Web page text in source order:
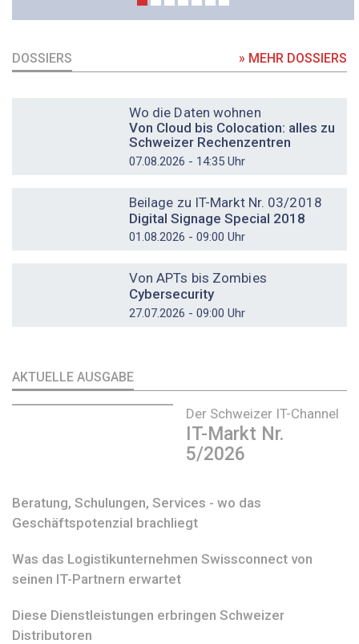
DOSSIERS » MEHR DOSSIERS
Wo die Daten wohnen
Von Cloud bis Colocation: alles zu
Schweizer Rechenzentren
07.08.2026 - 14:35 Uhr
Beilage zu IT-Markt Nr. 03/2018
Digital Signage Special 2018
01.08.2026 - 09:00 Uhr
Von APTs bis Zombies
Cybersecurity
27.07.2026 - 09:00 Uhr
AKTUELLE AUSGABE
Der Schweizer IT-Channel
IT-Markt Nr.
5/2026
Beratung, Schulungen, Services - wo das
Geschäftspotenzial brachliegt
Was das Logistikunternehmen Swissconnect von
seinen IT-Partnern erwartet
Diese Dienstleistungen erbringen Schweizer
Distributoren